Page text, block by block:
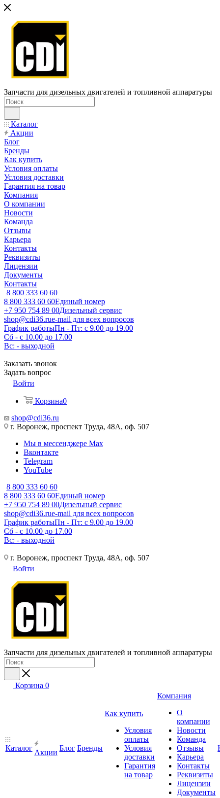
Запчасти для дизельных двигателей и топливной аппаратуры
Каталог
Акции
Блог
Бренды
Как купить
Условия оплаты
Условия доставки
Гарантия на товар
Компания
О компании
Новости
Команда
Отзывы
Карьера
Контакты
Реквизиты
Лицензии
Документы
Контакты
8 800 333 60 60
8 800 333 60 60Единый номер
+7 950 754 89 00Дизельный сервис
shop@cdi36.rue-mail для всех вопросов
График работыПн - Пт: с 9.00 до 19.00
Сб - с 10.00 до 17.00
Вс: - выходной
Заказать звонок
Задать вопрос
Войти
Корзина0
shop@cdi36.ru
г. Воронеж, проспект Труда, 48А, оф. 507
Мы в мессенджере Max
Вконтакте
Telegram
YouTube
8 800 333 60 60
8 800 333 60 60Единый номер
+7 950 754 89 00Дизельный сервис
shop@cdi36.rue-mail для всех вопросов
График работыПн - Пт: с 9.00 до 19.00
Сб - с 10.00 до 17.00
Вс: - выходной
г. Воронеж, проспект Труда, 48А, оф. 507
Войти
Запчасти для дизельных двигателей и топливной аппаратуры
Корзина 0
Каталог
Акции
Блог Бренды
Как купить
Условия
оплаты
Условия
доставки
Гарантия
на товар
Компания
О
компании
Новости
Команда
Отзывы
Карьера
Контакты
Реквизиты
Лицензии
Документы